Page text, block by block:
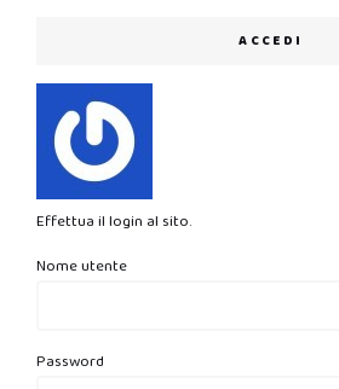
ACCEDI
Effettua il login al sito.
Nome utente
Password